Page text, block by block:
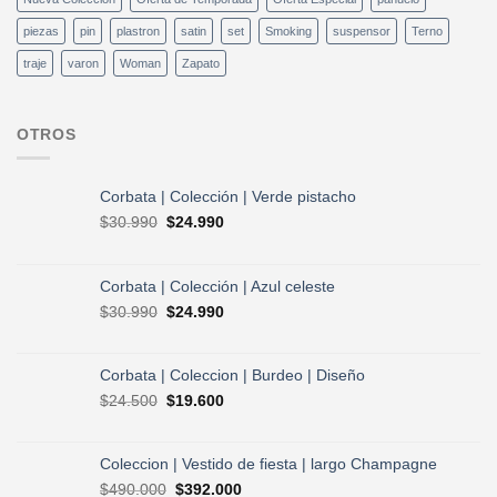
piezas pin plastron satin set Smoking suspensor Terno
traje varon Woman Zapato
OTROS
Corbata | Colección | Verde pistacho
$30.990 El
era:
$30.990.
$24.990El
es:
$24.990.
Corbata | Colección | Azul celeste
$30.990 El
era:
$30.990.
$24.990El
es:
Corbata | Coleccion | Burdeo | Diseño
$24.500 El
era:
$24.500.
$19.600El
es:
$19.600.
Coleccion | Vestido de fiesta | largo Champagne
$490.000 El
$392.000El